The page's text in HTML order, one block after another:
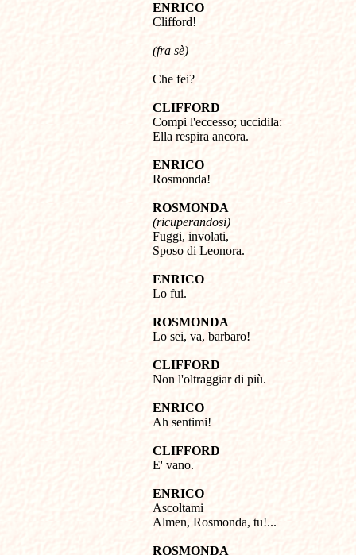
ENRICO
Clifford!
(fra sè)
Che fei?
CLIFFORD
Compi l'eccesso; uccidila:
Ella respira ancora.
ENRICO
Rosmonda!
ROSMONDA
(ricuperandosi)
Fuggi, involati,
Sposo di Leonora.
ENRICO
Lo fui.
ROSMONDA
Lo sei, va, barbaro!
CLIFFORD
Non l'oltraggiar di più.
ENRICO
Ah sentimi!
CLIFFORD
E' vano.
ENRICO
Ascoltami
Almen, Rosmonda, tu!...
ROSMONDA